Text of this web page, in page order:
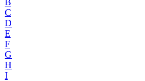
B
C
D
E
F
G
H
I